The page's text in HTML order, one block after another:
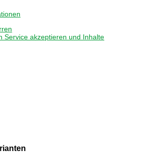
Service akzeptieren und Inhalte